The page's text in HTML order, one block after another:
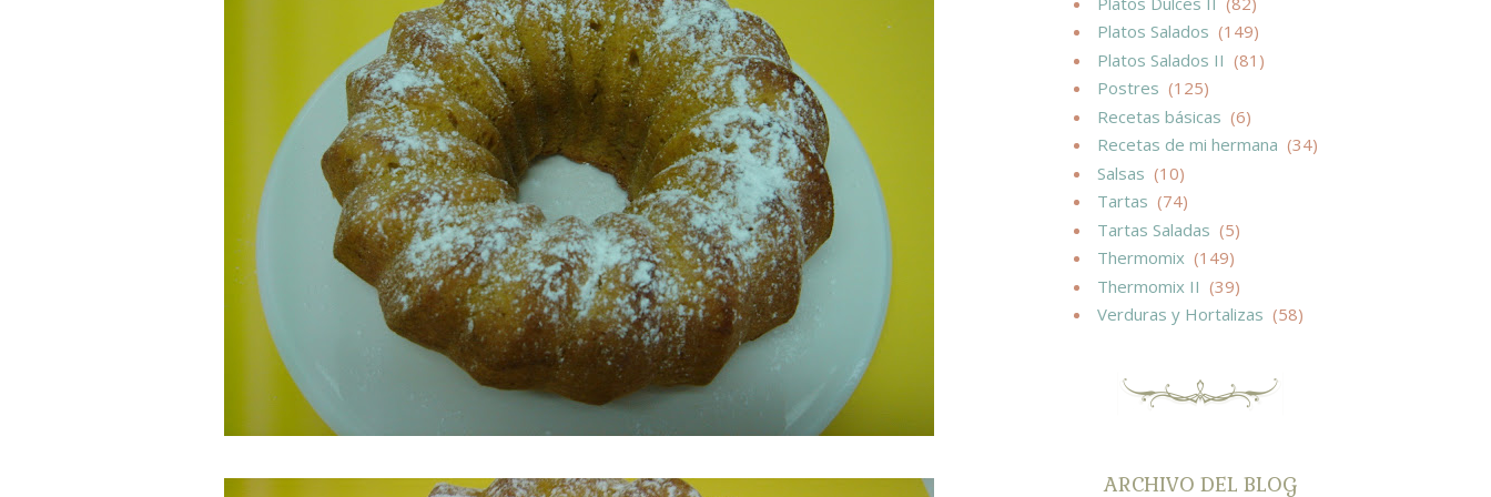
Platos Salados (149)
Platos Salados II (81)
Postres (125)
Recetas básicas (6)
Recetas de mi hermana (34)
Salsas (10)
Tartas (74)
Tartas Saladas (5)
Thermomix (149)
Thermomix II (39)
Verduras y Hortalizas (58)
ARCHIVO DEL BLOG